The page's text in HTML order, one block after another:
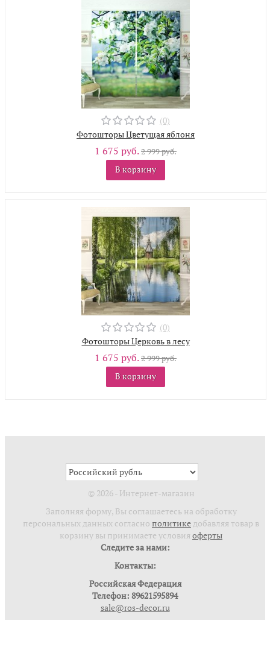
(0)
Фотошторы Цветущая яблоня
1 675 руб.2 999 руб.
В корзину
(0)
Фотошторы Церковь в лесу
1 675 руб.2 999 руб.
В корзину
© 2026 - Интернет-магазин
Заполняя форму, Вы соглашаетесь на обработку
персональных данных согласно политике добавляя товар в
корзину вы принимаете условия оферты
Следите за нами:
Контакты:
Российская Федерация
Телефон: 89621595894
sale@ros-decor.ru